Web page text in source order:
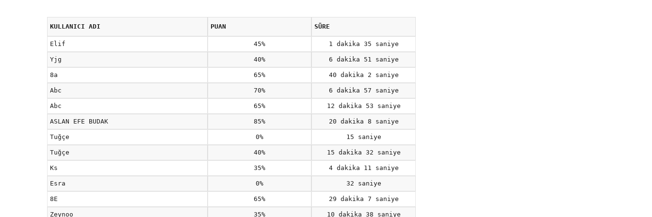
KULLANICI ADI PUAN SÜRE
Elif 45% 1 dakika 35 saniye
Yjg 40% 6 dakika 51 saniye
8a 65% 40 dakika 2 saniye
Abc 70% 6 dakika 57 saniye
Abc 65% 12 dakika 53 saniye
ASLAN EFE BUDAK 85% 20 dakika 8 saniye
Tuğçe 0% 15 saniye
Tuğçe 40% 15 dakika 32 saniye
Ks 35% 4 dakika 11 saniye
Esra 0% 32 saniye
8E 65% 29 dakika 7 saniye
Zeynoo 35% 10 dakika 38 saniye